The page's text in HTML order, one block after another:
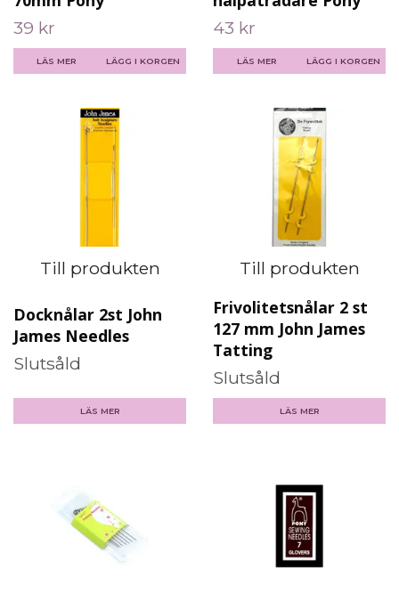
39 kr
LÄS MER LÄGG I KORGEN
43 kr
LÄS MER
Till produkten
Docknålar 2st John
James Needles
Slutsåld
LÄS MER
Till produkten
Frivolitetsnålar 2 st
127 mm John James
Tatting
Slutsåld
LÄS MER